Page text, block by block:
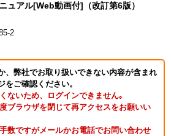
ュアル[Web動画付]（改訂第6版）
2
、弊社でお取り扱いできない内容が含まれ
ご確認ください。
ないため、ログインできません｡
ブラウザを閉じて再アクセスをお願いい
数ですがメールかお電話でお問い合わせ